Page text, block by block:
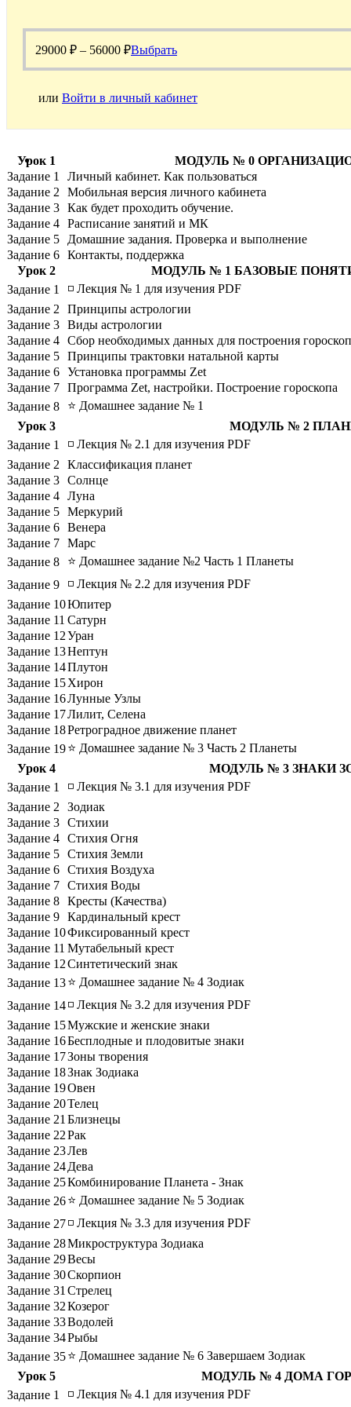
29000 ₽ – 56000 ₽Выбрать
или Войти в личный кабинет
Урок 1 МОДУЛЬ № 0
Задание 1
Личный кабинет. Как пользоваться
Задание 2
Мобильная версия личного кабинета
Задание 3 Как будет проходить обучение.
Задание 4 Расписание занятий и МК
Задание 5
Домашние задания. Проверка и выполнение
Задание 6 Контакты, поддержка
Урок 2
МОДУЛЬ № 1 БАЗОВЫЕ
Задание 1
◽ Лекция № 1 для изучения PDF
Задание 2
Принципы астрологии
Задание 3 Виды астрологии
Задание 4 Сбор необходимых данных для построения
Задание 5 Принципы трактовки натальной карты
Задание 6 Установка программы Zet
Задание 7 Программа Zet, настройки. Построение гороскопа
Задание 8
⭐ Домашнее задание № 1
Урок 3
МОДУЛЬ № 2
Задание 1
◽ Лекция № 2.1 для изучения PDF
Задание 2
Классификация планет
Задание 3 Солнце
Задание 4 Луна
Задание 5 Меркурий
Задание 6 Венера
Задание 7 Марс
Задание 8
⭐ Домашнее задание №2 Часть 1 Планеты
Задание 9
◽ Лекция № 2.2 для изучения PDF
Задание 10Юпитер
Задание 11 Сатурн
Задание 12Уран
Задание 13Нептун
Задание 14Плутон
Задание 15Хирон
Задание 16Лунные Узлы
Задание 17Лилит, Селена
Задание 18Ретроградное движение планет
Задание 19⭐ Домашнее задание № 3 Часть 2 Планеты
Урок 4
МОДУЛЬ № 3 ЗНАКИ
Задание 1
◽ Лекция № 3.1 для изучения PDF
Задание 2
Зодиак
Задание 3 Стихии
Задание 4 Стихия Огня
Задание 5 Стихия Земли
Задание 6 Стихия Воздуха
Задание 7 Стихия Воды
Задание 8 Кресты (Качества)
Задание 9 Кардинальный крест
Задание 10Фиксированный крест
Задание 11 Мутабельный крест
Задание 12Синтетический знак
Задание 13⭐ Домашнее задание № 4 Зодиак
Задание 14◽ Лекция № 3.2 для изучения PDF
Задание 15Мужские и женские знаки
Задание 16Бесплодные и плодовитые знаки
Задание 17Зоны творения
Задание 18Знак Зодиака
Задание 19Овен
Задание 20Телец
Задание 21 Близнецы
Задание 22Рак
Задание 23Лев
Задание 24Дева
Задание 25Комбинирование Планета - Знак
Задание 26⭐ Домашнее задание № 5 Зодиак
Задание 27◽ Лекция № 3.3 для изучения PDF
Задание 28Микроструктура Зодиака
Задание 29Весы
Задание 30Скорпион
Задание 31 Стрелец
Задание 32Козерог
Задание 33Водолей
Задание 34Рыбы
Задание 35⭐ Домашнее задание № 6 Завершаем Зодиак
Урок 5
МОДУЛЬ № 4 ДОМА
Задание 1
◽ Лекция № 4.1 для изучения PDF